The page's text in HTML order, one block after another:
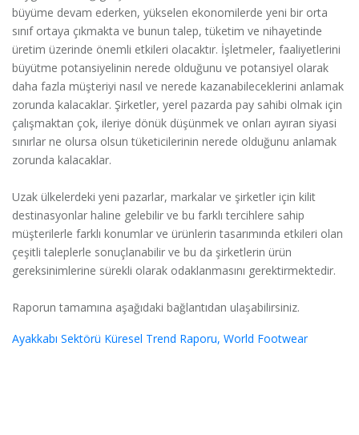
büyüme devam ederken, yükselen ekonomilerde yeni bir orta
sınıf ortaya çıkmakta ve bunun talep, tüketim ve nihayetinde
üretim üzerinde önemli etkileri olacaktır. İşletmeler, faaliyetlerini
büyütme potansiyelinin nerede olduğunu ve potansiyel olarak
daha fazla müşteriyi nasıl ve nerede kazanabileceklerini anlamak
zorunda kalacaklar. Şirketler, yerel pazarda pay sahibi olmak için
çalışmaktan çok, ileriye dönük düşünmek ve onları ayıran siyasi
sınırlar ne olursa olsun tüketicilerinin nerede olduğunu anlamak
zorunda kalacaklar.
Uzak ülkelerdeki yeni pazarlar, markalar ve şirketler için kilit
destinasyonlar haline gelebilir ve bu farklı tercihlere sahip
müşterilerle farklı konumlar ve ürünlerin tasarımında etkileri olan
çeşitli taleplerle sonuçlanabilir ve bu da şirketlerin ürün
gereksinimlerine sürekli olarak odaklanmasını gerektirmektedir.
Raporun tamamına aşağıdaki bağlantıdan ulaşabilirsiniz.
Ayakkabı Sektörü Küresel Trend Raporu, World Footwear